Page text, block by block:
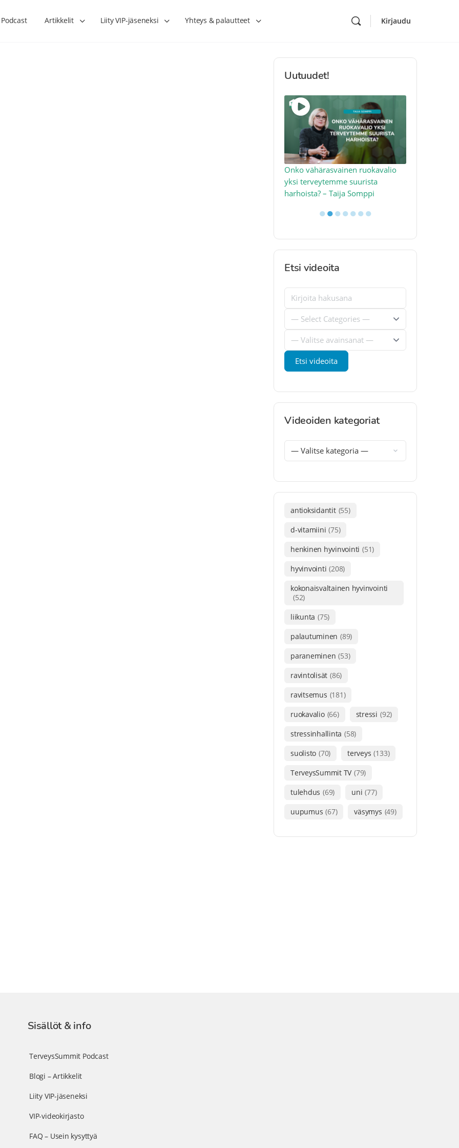
Podcast Artikkelit Liity VIP-jäseneksi Yhteys & palautteet Kirjaudu
Uutuudet!
Onko vähärasvainen ruokavalio
yksi terveytemme suurista
harhoista? – Taija Somppi
●●●●●●●
Etsi videoita
Videoiden kategoriat
antioksidantit (55)
d-vitamiini (75)
henkinen hyvinvointi (51)
hyvinvointi (208)
kokonaisvaltainen hyvinvointi
(52)
liikunta (75)
palautuminen (89)
paraneminen (53)
ravintolisät (86)
ravitsemus (181)
ruokavalio (66) stressi (92)
stressinhallinta (58)
suolisto (70) terveys (133)
TerveysSummit TV (79)
tulehdus (69) uni (77)
uupumus (67) väsymys (49)
Sisällöt & info
TerveysSummit Podcast
Blogi – Artikkelit
Liity VIP-jäseneksi
VIP-videokirjasto
FAQ – Usein kysyttyä